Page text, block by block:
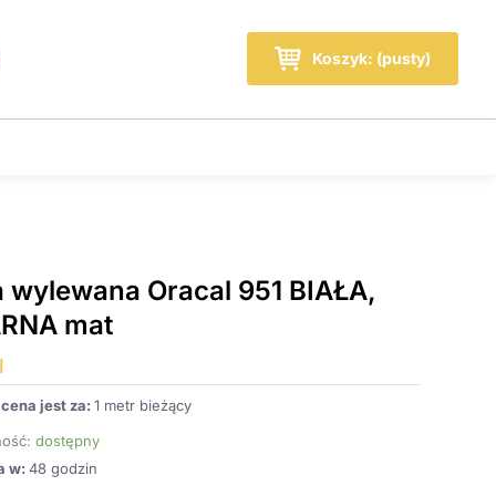
Koszyk: (pusty)
Wózek
wylewana Oracal 951 BIAŁA,
mat
jest za: 1 metr bieżący
dostępny
w: 48 godzin